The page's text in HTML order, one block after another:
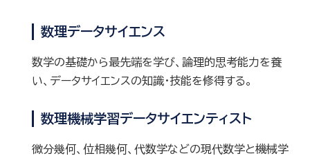
数理データサイエンス
数学の基礎から最先端を学び、論理的思考能力を養
い、データサイエンスの知識・技能を修得する。
数理機械学習データサイエンティスト
微分幾何、位相幾何、代数学などの現代数学と機械学